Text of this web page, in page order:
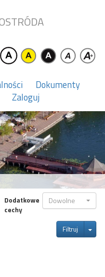
Dokumenty
Zaloguj
Dodatkowe
cechy
Dowolne
Filtruj